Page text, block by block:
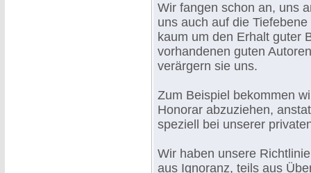
Wir fangen schon an, uns
uns auch auf die
kaum um den Erhalt guter
vorhandenen guten
verärgern sie uns.
Zum Beispiel bekommen
Honorar abzuziehen,
speziell bei unserer
Wir haben unsere
aus Ignoranz, teils aus